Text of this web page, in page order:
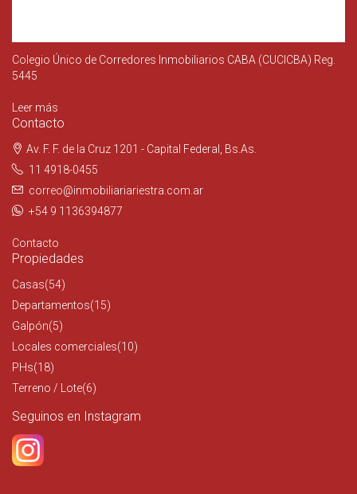
Colegio Único de Corredores Inmobiliarios CABA (CUCICBA) Reg.
5445
Leer más
Contacto
Av. F. F. de la Cruz 1201 - Capital Federal, Bs.As.
11 4918-0455
correo@inmobiliariariestra.com.ar
+54 9 1136394877
Contacto
Propiedades
Casas(54)
Departamentos(15)
Galpón(5)
Locales comerciales(10)
PHs(18)
Terreno / Lote(6)
Seguinos en Instagram